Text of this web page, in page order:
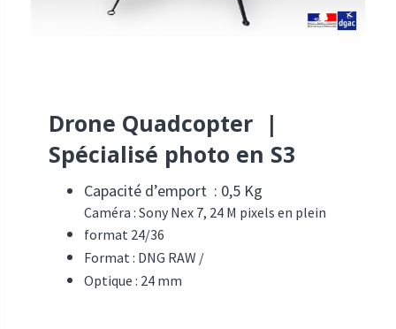
Drone Quadcopter |
Spécialisé photo en S3
Capacité d’emport : 0,5 Kg
Caméra : Sony Nex 7, 24 M pixels en plein
format 24/36
Format : DNG RAW /
Optique : 24 mm